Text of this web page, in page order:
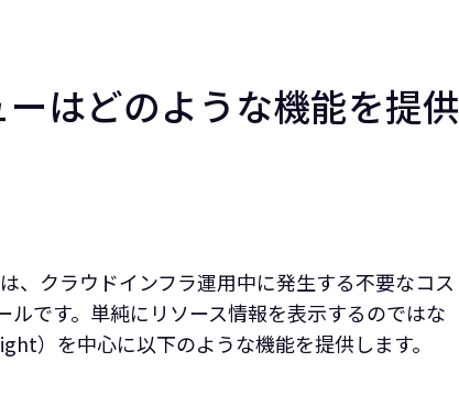
はどのような機能を提供
クラウドインフラ運用中に発生する不要なコス
です。単純にリソース情報を表示するのではな
）を中心に以下のような機能を提供します。